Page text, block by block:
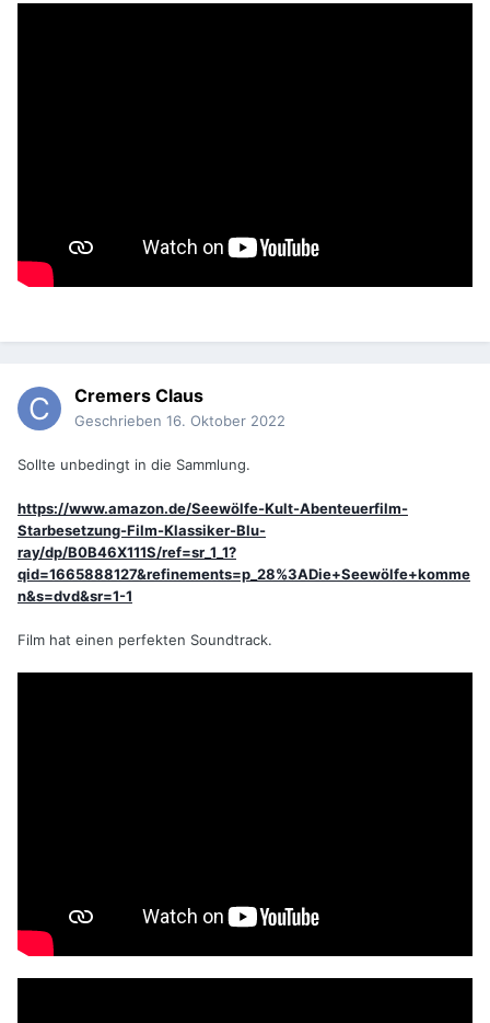
Cremers Claus
Geschrieben 16. Oktober 2022
Sollte unbedingt in die Sammlung.
https://www.amazon.de/Seewölfe-Kult-Abenteuerfilm-
Starbesetzung-Film-Klassiker-Blu-
ray/dp/B0B46X111S/ref=sr_1_1?
qid=1665888127&refinements=p_28%3ADie+Seewölfe+komme
n&s=dvd&sr=1-1
Film hat einen perfekten Soundtrack.